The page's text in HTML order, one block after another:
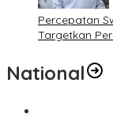
Percepatan
Targetkan
National